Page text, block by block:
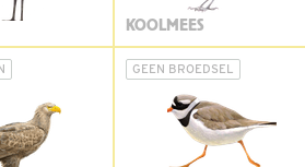
KOOLMEES
GEEN BROEDSEL